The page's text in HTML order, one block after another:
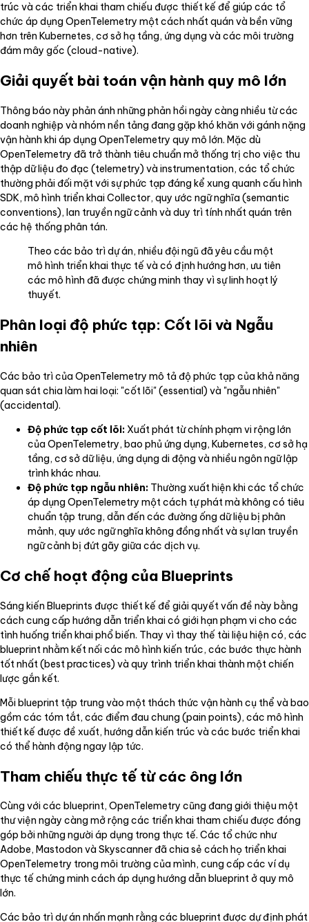
trúc và các triển khai tham chiếu được thiết kế để giúp các tổ
chức áp dụng OpenTelemetry một cách nhất quán và bền vững
hơn trên Kubernetes, cơ sở hạ tầng, ứng dụng và các môi trường
đám mây gốc (cloud-native).
Giải quyết bài toán vận hành quy mô lớn
Thông báo này phản ánh những phản hồi ngày càng nhiều từ các
doanh nghiệp và nhóm nền tảng đang gặp khó khăn với gánh nặng
vận hành khi áp dụng OpenTelemetry quy mô lớn. Mặc dù
OpenTelemetry đã trở thành tiêu chuẩn mở thống trị cho việc thu
thập dữ liệu đo đạc (telemetry) và instrumentation, các tổ chức
thường phải đối mặt với sự phức tạp đáng kể xung quanh cấu hình
SDK, mô hình triển khai Collector, quy ước ngữ nghĩa (semantic
conventions), lan truyền ngữ cảnh và duy trì tính nhất quán trên
các hệ thống phân tán.
Theo các bảo trì dự án, nhiều đội ngũ đã yêu cầu một
mô hình triển khai thực tế và có định hướng hơn, ưu tiên
các mô hình đã được chứng minh thay vì sự linh hoạt lý
thuyết.
Phân loại độ phức tạp: Cốt lõi và Ngẫu
nhiên
Các bảo trì của OpenTelemetry mô tả độ phức tạp của khả năng
quan sát chia làm hai loại: "cốt lõi" (essential) và "ngẫu nhiên"
(accidental).
Độ phức tạp cốt lõi: Xuất phát từ chính phạm vi rộng lớn
của OpenTelemetry, bao phủ ứng dụng, Kubernetes, cơ sở hạ
tầng, cơ sở dữ liệu, ứng dụng di động và nhiều ngôn ngữ lập
trình khác nhau.
Độ phức tạp ngẫu nhiên: Thường xuất hiện khi các tổ chức
áp dụng OpenTelemetry một cách tự phát mà không có tiêu
chuẩn tập trung, dẫn đến các đường ống dữ liệu bị phân
mảnh, quy ước ngữ nghĩa không đồng nhất và sự lan truyền
ngữ cảnh bị đứt gãy giữa các dịch vụ.
Cơ chế hoạt động của Blueprints
Sáng kiến Blueprints được thiết kế để giải quyết vấn đề này bằng
cách cung cấp hướng dẫn triển khai có giới hạn phạm vi cho các
tình huống triển khai phổ biến. Thay vì thay thế tài liệu hiện có, các
blueprint nhằm kết nối các mô hình kiến trúc, các bước thực hành
tốt nhất (best practices) và quy trình triển khai thành một chiến
lược gắn kết.
Mỗi blueprint tập trung vào một thách thức vận hành cụ thể và bao
gồm các tóm tắt, các điểm đau chung (pain points), các mô hình
thiết kế được đề xuất, hướng dẫn kiến trúc và các bước triển khai
có thể hành động ngay lập tức.
Tham chiếu thực tế từ các ông lớn
Cùng với các blueprint, OpenTelemetry cũng đang giới thiệu một
thư viện ngày càng mở rộng các triển khai tham chiếu được đóng
góp bởi những người áp dụng trong thực tế. Các tổ chức như
Adobe, Mastodon và Skyscanner đã chia sẻ cách họ triển khai
OpenTelemetry trong môi trường của mình, cung cấp các ví dụ
thực tế chứng minh cách áp dụng hướng dẫn blueprint ở quy mô
lớn.
Các bảo trì dự án nhấn mạnh rằng các blueprint được dự định phát